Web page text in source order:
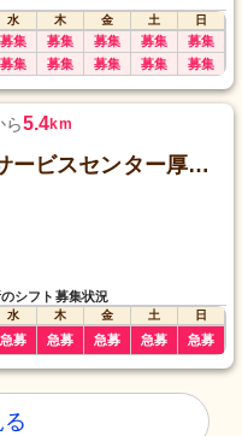
水 木 金 土
日
募集 募集 募集 募集 募集
募集 募集 募集 募集 募集
ら5.4km
サン・ライフ福祉サービスセンター厚木事業所
シフト募集状況
水 木 金 土
日
急募 急募 急募 急募 急募